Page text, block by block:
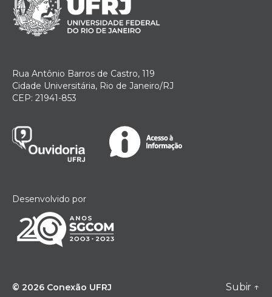
Rua Antônio Barros de Castro, 119
Cidade Universitária, Rio de Janeiro/RJ
CEP: 21941-853
Desenvolvido por
© 2026 Conexão UFRJ Subir ↑